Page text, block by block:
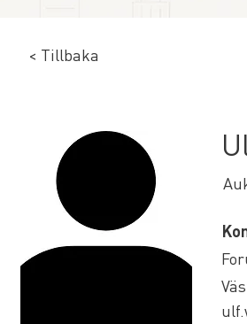
< Tillbaka